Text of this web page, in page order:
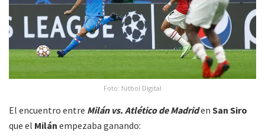
Foto: fútbol Digital
El encuentro entre Milán vs. Atlético de Madriden San Siro
que el Milán empezaba ganando: